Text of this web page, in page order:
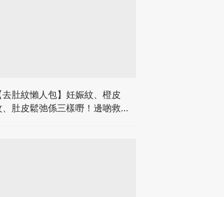
去肚紋懶人包】妊娠紋、橙皮
、肚皮鬆弛係三樣嘢！邊啲救得